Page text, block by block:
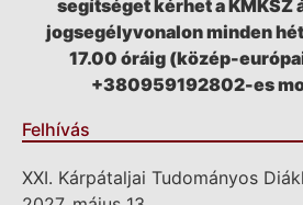
segítséget kérhet a
jogsegélyvonalon minden
17.00 óráig (közép-
+380959192802-es
Felhívás
XXI. Kárpátaljai Tudományos